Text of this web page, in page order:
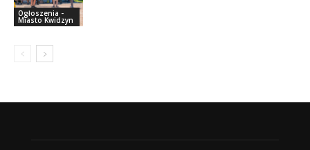
Ogłoszenia -
Miasto Kwidzyn